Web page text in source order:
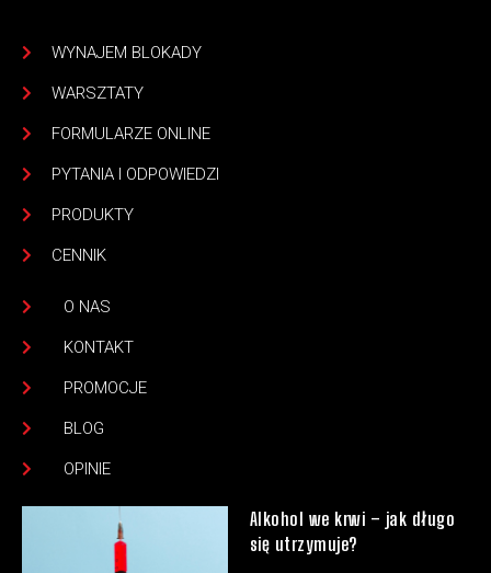
WYNAJEM BLOKADY
WARSZTATY
FORMULARZE ONLINE
PYTANIA I ODPOWIEDZI
PRODUKTY
CENNIK
O NAS
KONTAKT
PROMOCJE
BLOG
OPINIE
Alkohol we krwi – jak długo
się utrzymuje?